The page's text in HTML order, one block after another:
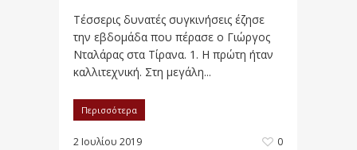
Τέσσερις δυνατές συγκινήσεις έζησε
την εβδομάδα που πέρασε ο Γιώργος
Νταλάρας στα Τίρανα. 1. Η πρώτη ήταν
καλλιτεχνική. Στη μεγάλη...
Περισσότερα
2 Ιουλίου 2019 0